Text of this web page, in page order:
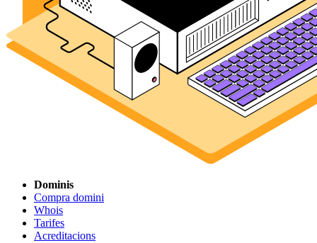
Dominis
Compra domini
Whois
Tarifes
Acreditacions